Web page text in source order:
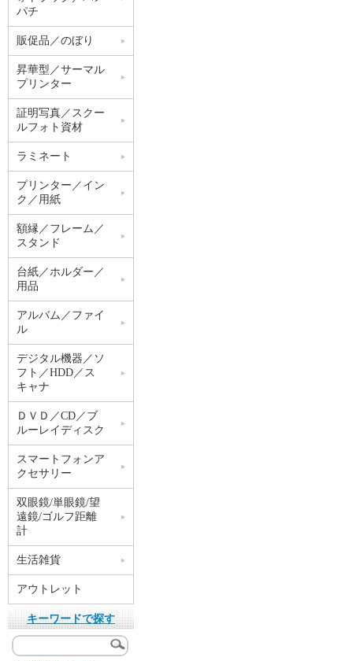
パチ
販促品／のぼり
昇華型／サーマル
プリンター
証明写真／スクー
ルフォト資材
ラミネート
プリンター／イン
ク／用紙
額縁／フレーム／
スタンド
台紙／ホルダー／
用品
アルバム／ファイ
ル
デジタル機器／ソ
フト／HDD／ス
キャナ
ＤＶＤ／CD／ブ
ルーレイディスク
スマートフォンア
クセサリー
双眼鏡/単眼鏡/望
遠鏡/ゴルフ距離
計
生活雑貨
アウトレット
キーワードで探す